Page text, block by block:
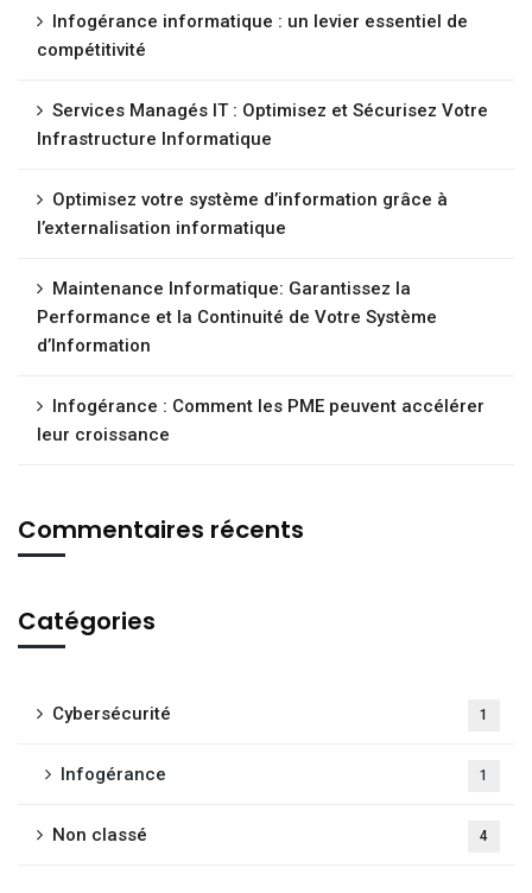
Infogérance informatique : un levier essentiel de
compétitivité
Services Managés IT : Optimisez et Sécurisez Votre
Infrastructure Informatique
Optimisez votre système d’information grâce à
l’externalisation informatique
Maintenance Informatique: Garantissez la
Performance et la Continuité de Votre Système
d’Information
Infogérance : Comment les PME peuvent accélérer
leur croissance
Commentaires récents
Catégories
Cybersécurité 1
Infogérance 1
Non classé 4